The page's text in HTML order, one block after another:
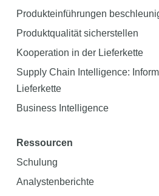
Produkteinführungen
Produktqualität sicherstellen
Kooperation in der Lieferkette
Supply Chain Intelligence:
Lieferkette
Business Intelligence
Ressourcen
Schulung
Analystenberichte